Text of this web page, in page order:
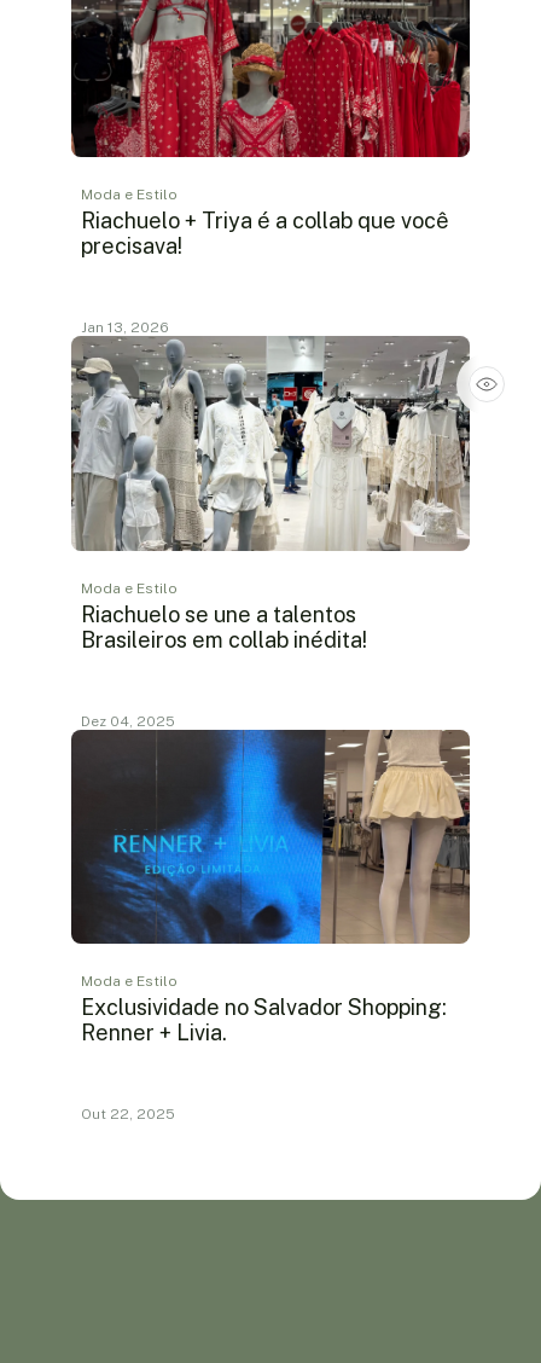
Moda e Estilo
Riachuelo + Triya é a collab que você
precisava!
Jan 13, 2026
Moda e Estilo
Riachuelo se une a talentos
Brasileiros em collab inédita!
Dez 04, 2025
Moda e Estilo
Exclusividade no Salvador Shopping:
Renner + Livia.
Out 22, 2025